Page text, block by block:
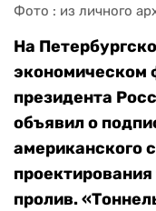
Фото : из личного
На
экономическом
президента
объявил о
американского
пролив.